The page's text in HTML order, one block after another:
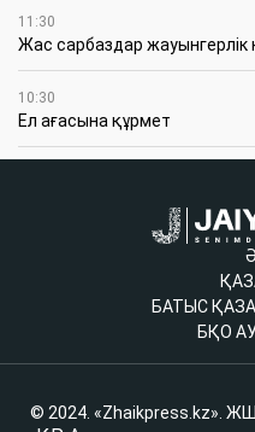
11:30
Жас сарбаздар жауынгерлік
10:30
Ел ағасына құрмет
БАТЫС
БҚО
© 2024. «Zhaikpress.kz».